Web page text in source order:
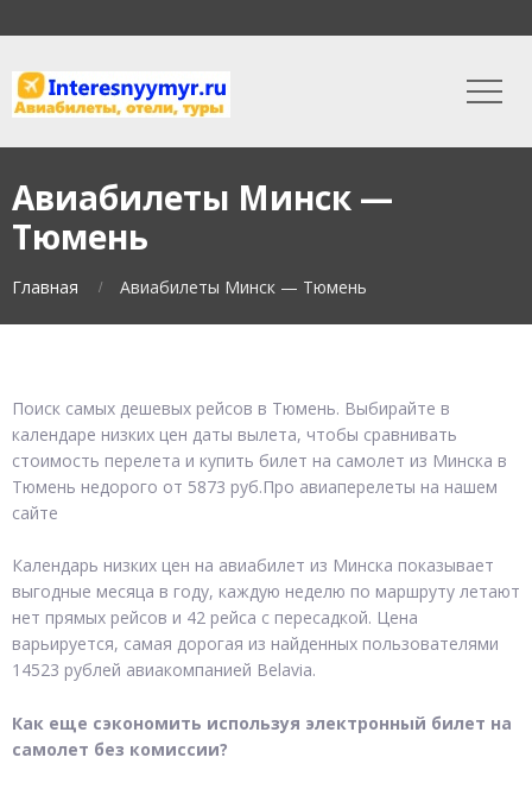
Авиабилеты Минск —
Тюмень
Главная Авиабилеты Минск — Тюмень
Поиск самых дешевых рейсов в Тюмень. Выбирайте в
календаре низких цен даты вылета, чтобы сравнивать
стоимость перелета и купить билет на самолет из Минска в
Тюмень недорого от 5873 руб.Про авиаперелеты на нашем
сайте
Календарь низких цен на авиабилет из Минска показывает
выгодные месяца в году, каждую неделю по маршруту летают
нет прямых рейсов и 42 рейса с пересадкой. Цена
варьируется, самая дорогая из найденных пользователями
14523 рублей авиакомпанией Belavia.
Как еще сэкономить используя электронный билет на
самолет без комиссии?